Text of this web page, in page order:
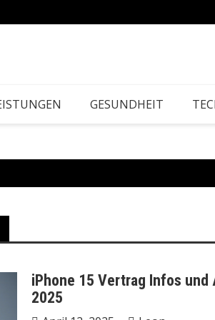
GESUNDHEIT
iPhone 15 Vertrag Infos und
2025